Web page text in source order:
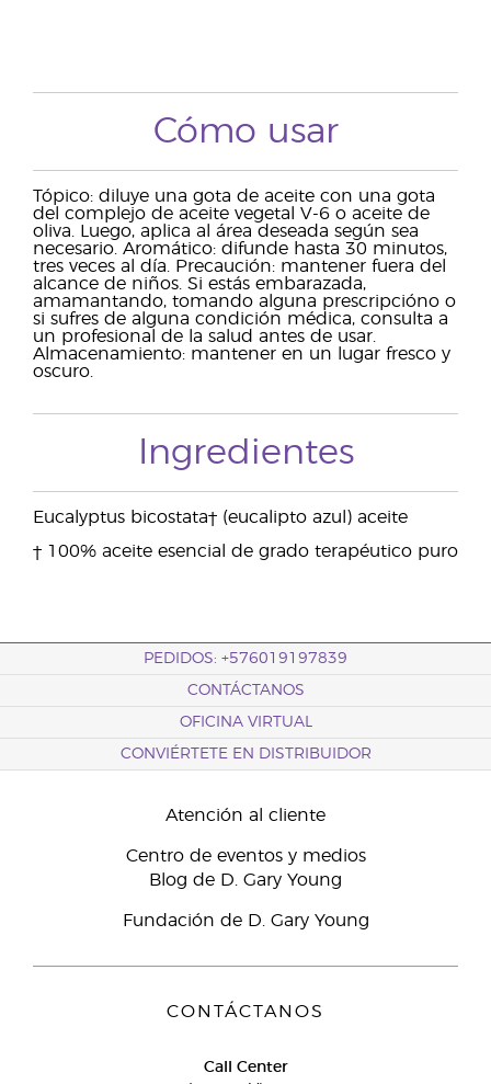
Cómo usar
Tópico: diluye una gota de aceite con una gota
del complejo de aceite vegetal V-6 o aceite de
oliva. Luego, aplica al área deseada según sea
necesario. Aromático: difunde hasta 30 minutos,
tres veces al día. Precaución: mantener fuera del
alcance de niños. Si estás embarazada,
amamantando, tomando alguna prescripcióno o
si sufres de alguna condición médica, consulta a
un profesional de la salud antes de usar.
Almacenamiento: mantener en un lugar fresco y
oscuro.
Ingredientes
Eucalyptus bicostata† (eucalipto azul) aceite
† 100% aceite esencial de grado terapéutico puro
PEDIDOS: +576019197839
CONTÁCTANOS
OFICINA VIRTUAL
CONVIÉRTETE EN DISTRIBUIDOR
Atención al cliente
Centro de eventos y medios
Blog de D. Gary Young
Fundación de D. Gary Young
CONTÁCTANOS
Call Center